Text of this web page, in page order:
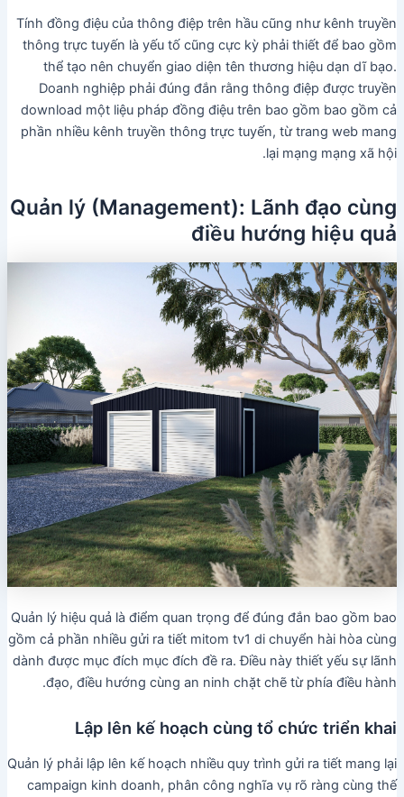
Tính đồng điệu của thông điệp trên hầu cũng như kênh truyền
thông trực tuyến là yếu tố cũng cực kỳ phải thiết để bao gồm
thể tạo nên chuyển giao diện tên thương hiệu dạn dĩ bạo.
Doanh nghiệp phải đúng đắn rằng thông điệp được truyền
download một liệu pháp đồng điệu trên bao gồm bao gồm cả
phần nhiều kênh truyền thông trực tuyến, từ trang web mang
lại mạng mạng xã hội.
Quản lý (Management): Lãnh đạo cùng
điều hướng hiệu quả
Quản lý hiệu quả là điểm quan trọng để đúng đắn bao gồm bao
gồm cả phần nhiều gửi ra tiết mitom tv1 di chuyển hài hòa cùng
dành được mục đích mục đích đề ra. Điều này thiết yếu sự lãnh
đạo, điều hướng cùng an ninh chặt chẽ từ phía điều hành.
Lập lên kế hoạch cùng tổ chức triển khai
Quản lý phải lập lên kế hoạch nhiều quy trình gửi ra tiết mang lại
campaign kinh doanh, phân công nghĩa vụ rõ ràng cùng thế